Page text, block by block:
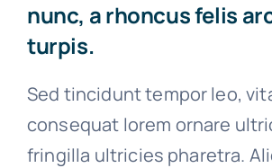
nunc, a rhoncus felis
turpis.
Sed tincidunt tempor leo,
consequat lorem ornare
fringilla ultricies pharetra.